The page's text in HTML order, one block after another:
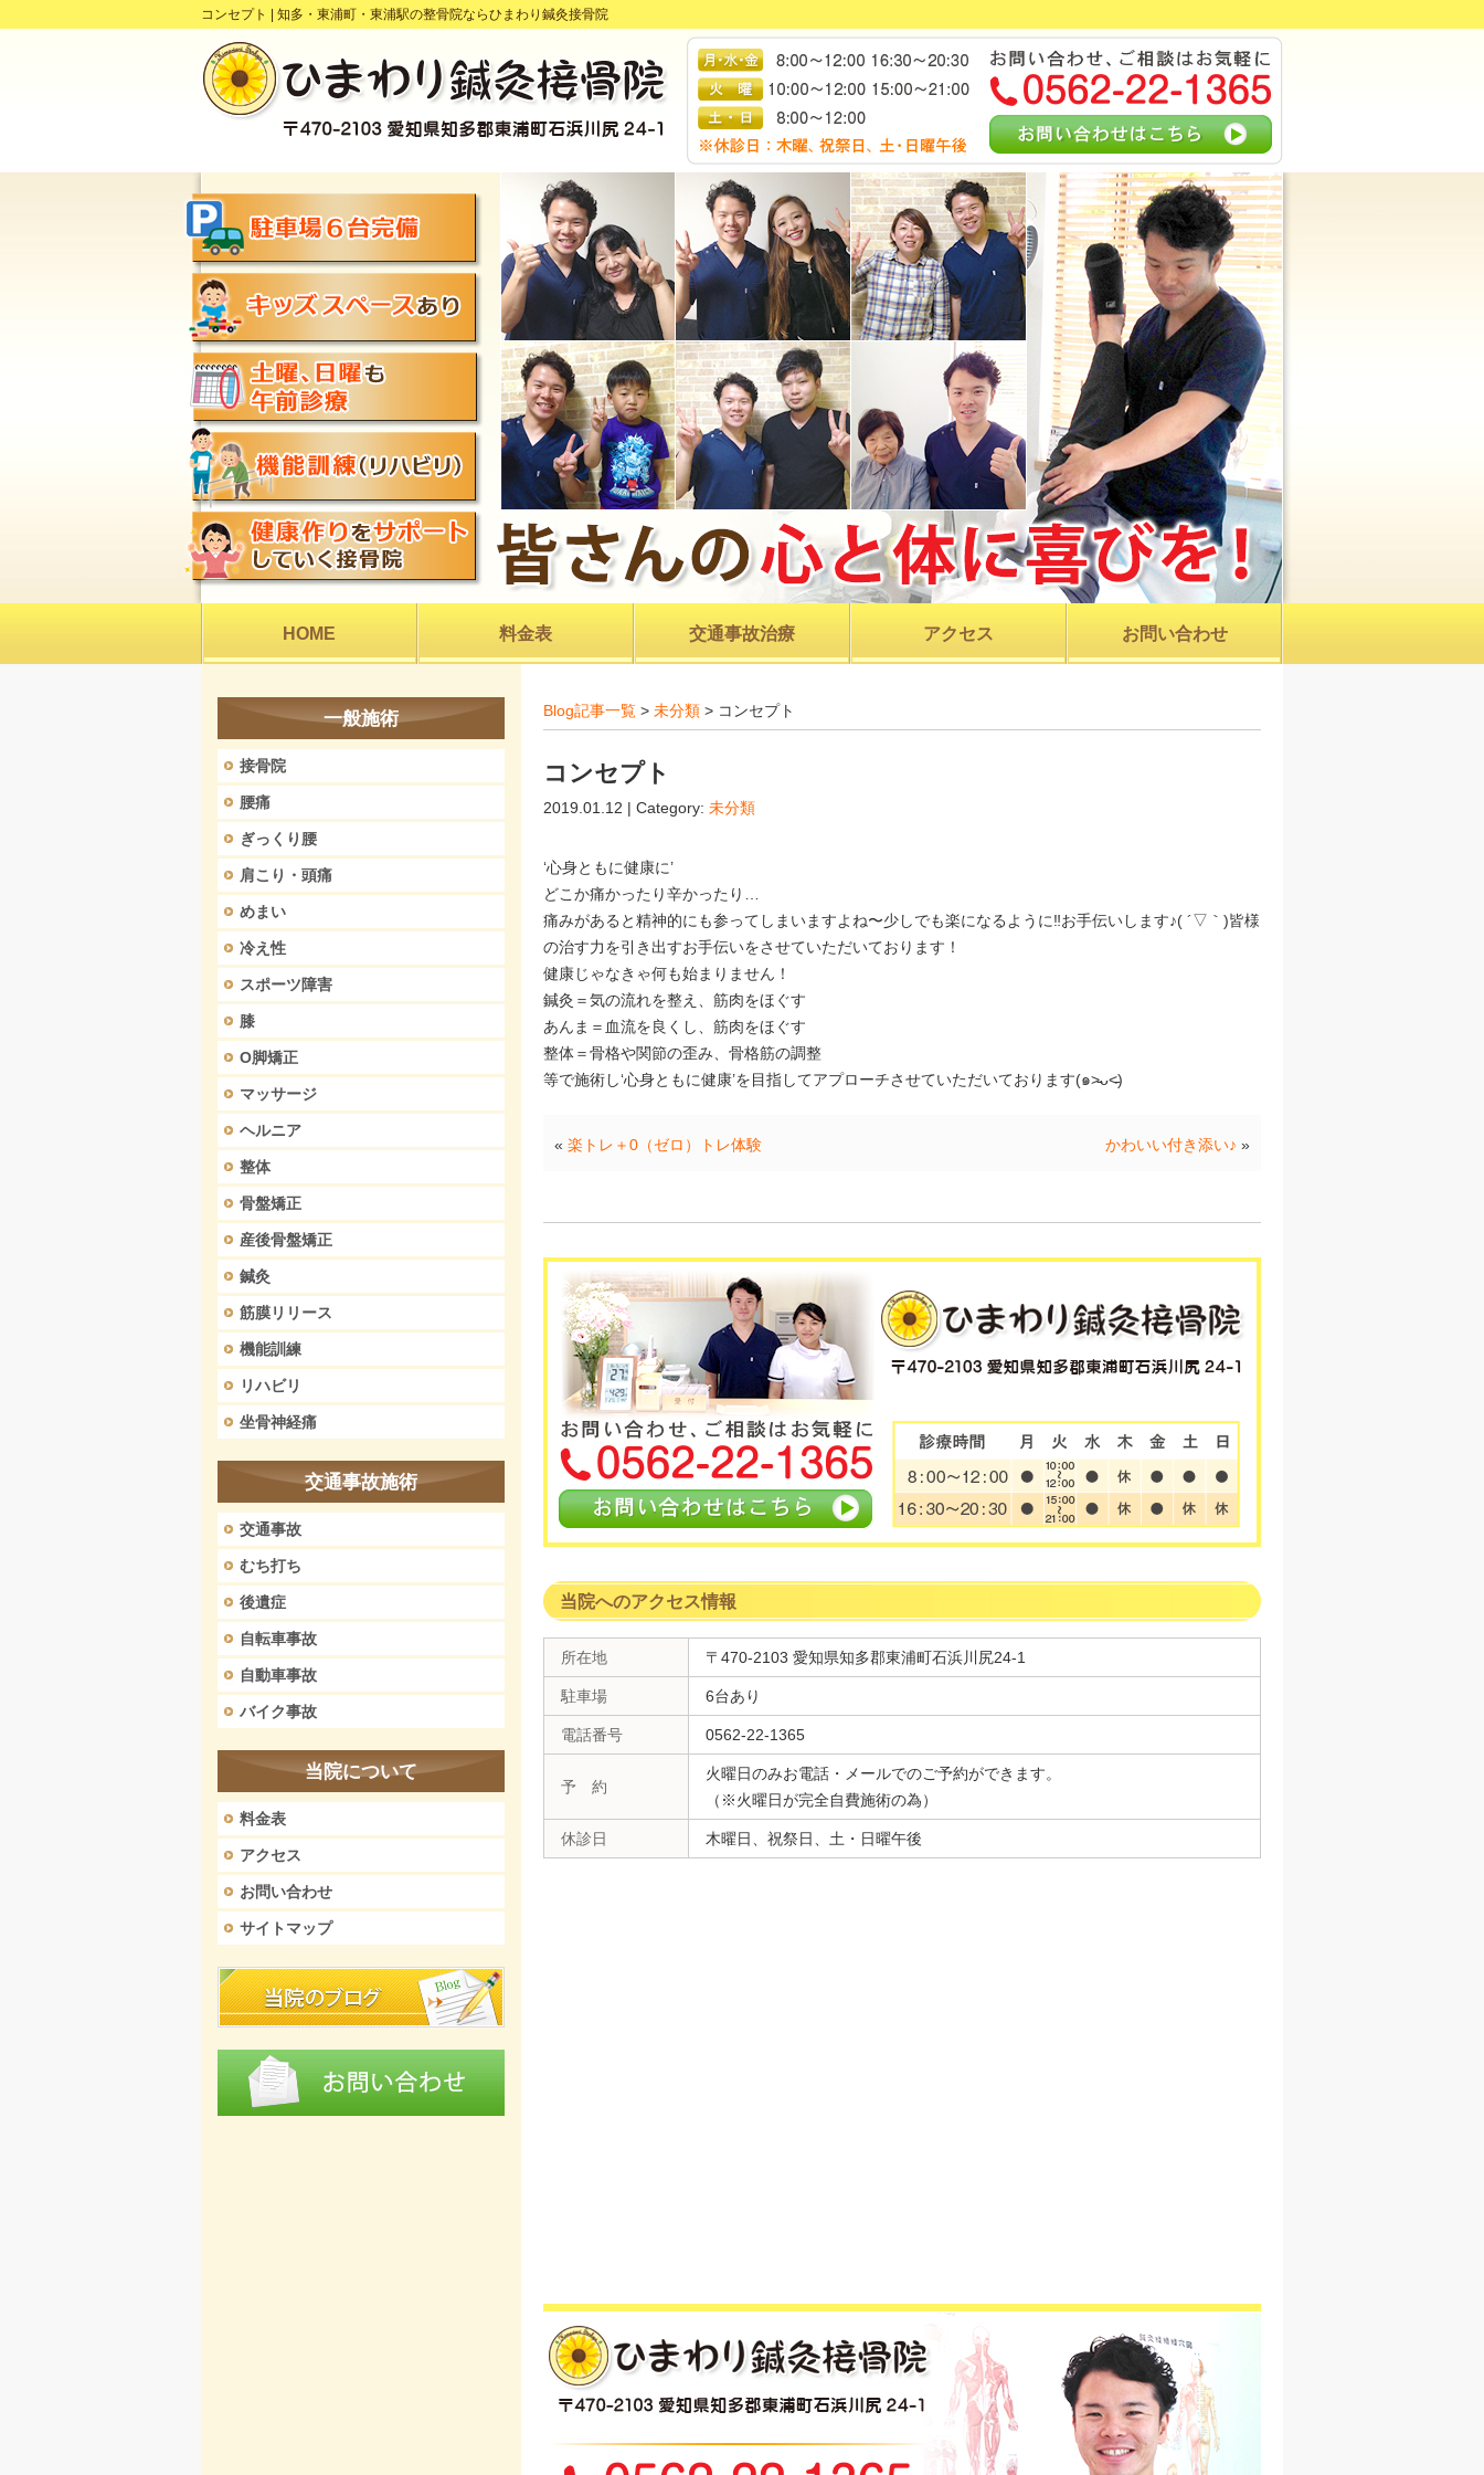
コンセプト | 知多・東浦町・東浦駅の整骨院ならひまわり鍼灸接骨院
HOME 料金表 交通事故治療 アクセス お問い合わせ
Blog記事一覧 > 未分類 > コンセプト
コンセプト
2019.01.12 | Category: 未分類
‘心身ともに健康に’
どこか痛かったり辛かったり…
痛みがあると精神的にも参ってしまいますよね〜少しでも楽になるように‼︎お手伝いします♪( ´▽｀)皆様
の治す力を引き出すお手伝いをさせていただいております！
健康じゃなきゃ何も始まりません！
鍼灸＝気の流れを整え、筋肉をほぐす
あんま＝血流を良くし、筋肉をほぐす
整体＝骨格や関節の歪み、骨格筋の調整
等で施術し‘心身ともに健康’を目指してアプローチさせていただいております(๑˃̵ᴗ˂̵)
かわいい付き添い♪ »
« 楽トレ＋0（ゼロ）トレ体験
当院へのアクセス情報
所在地 〒470-2103 愛知県知多郡東浦町石浜川尻24-1
駐車場 6台あり
電話番号 0562-22-1365
予 約
火曜日のみお電話・メールでのご予約ができます。
（※火曜日が完全自費施術の為）
休診日 木曜日、祝祭日、土・日曜午後
一般施術
接骨院
腰痛
ぎっくり腰
肩こり・頭痛
めまい
冷え性
スポーツ障害
膝
O脚矯正
マッサージ
ヘルニア
整体
骨盤矯正
産後骨盤矯正
鍼灸
筋膜リリース
機能訓練
リハビリ
坐骨神経痛
交通事故施術
交通事故
むち打ち
後遺症
自転車事故
自動車事故
バイク事故
当院について
料金表
アクセス
お問い合わせ
サイトマップ